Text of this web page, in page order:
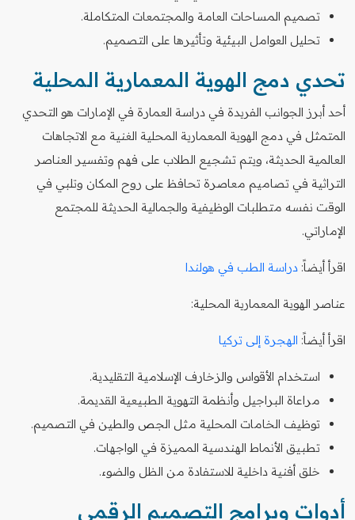
تصميم المساحات العامة والمجتمعات المتكاملة.
تحليل العوامل البيئية وتأثيرها على التصميم.
تحدي دمج الهوية المعمارية المحلية
أحد أبرز الجوانب الفريدة في دراسة العمارة في الإمارات هو التحدي
المتمثل في دمج الهوية المعمارية المحلية الغنية مع الاتجاهات
العالمية الحديثة، ويتم تشجيع الطلاب على فهم وتفسير العناصر
التراثية في تصاميم معاصرة تحافظ على روح المكان وتلبي في
الوقت نفسه متطلبات الوظيفية والجمالية الحديثة للمجتمع
الإماراتي.
اقرأ أيضاً: دراسة الطب في هولندا
عناصر الهوية المعمارية المحلية:
اقرأ أيضاً: الهجرة إلى تركيا
استخدام الأقواس والزخارف الإسلامية التقليدية.
مراعاة البراجيل وأنظمة التهوية الطبيعية القديمة.
توظيف الخامات المحلية مثل الجص والطين في التصميم.
تطبيق الأنماط الهندسية المميزة في الواجهات.
خلق أفنية داخلية للاستفادة من الظل والضوء.
أدوات وبرامج التصميم الرقمي